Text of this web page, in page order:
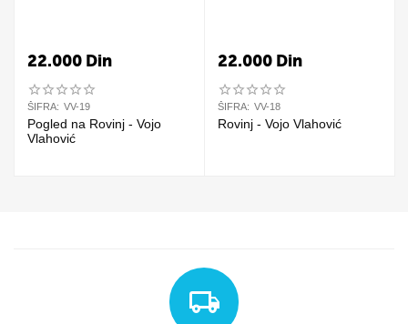
22.000 Din
ŠIFRA: VV-19
Pogled na Rovinj - Vojo
Vlahović
22.000 Din
ŠIFRA: VV-18
Rovinj - Vojo Vlahović